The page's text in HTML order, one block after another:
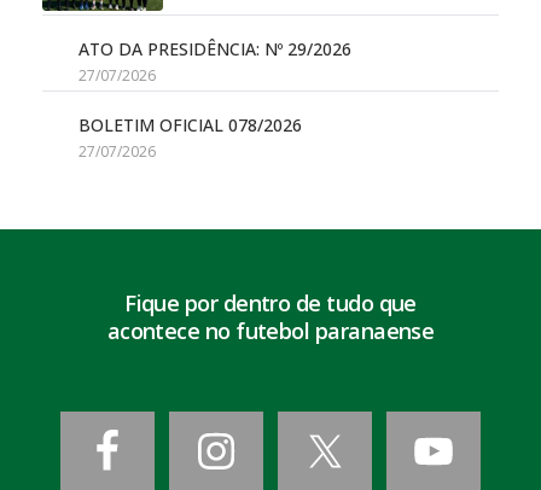
ATO DA PRESIDÊNCIA: Nº 29/2026
27/07/2026
BOLETIM OFICIAL 078/2026
27/07/2026
Fique por dentro de tudo que
acontece no futebol paranaense